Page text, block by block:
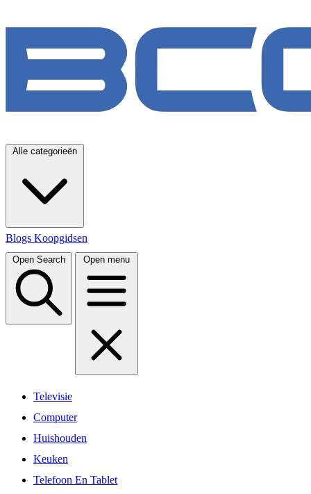
Alle categorieën
Blogs Koopgidsen
Open Search Open menu
Televisie
Computer
Huishouden
Keuken
Telefoon En Tablet